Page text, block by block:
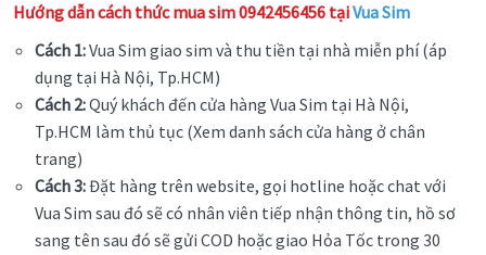
Hướng dẫn cách thức mua sim 0942456456 tạiVua Sim
Cách 1:Vua Sim giao sim và thu tiền tại nhà miễn phí (áp
dụng tại Hà Nội, Tp.HCM)
Cách 2:Quý khách đến cửa hàng Vua Sim tại Hà Nội,
Tp.HCM làm thủ tục (Xem danh sách cửa hàng ở chân
trang)
Cách 3:Đặt hàng trên website, gọi hotline hoặc chat với
Vua Sim sau đó sẽ có nhân viên tiếp nhận thông tin, hồ sơ
sang tên sau đó sẽ gửi COD hoặc giao Hỏa Tốc trong 30